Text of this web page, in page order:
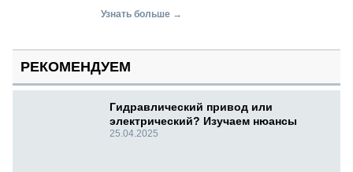
Узнать больше →
РЕКОМЕНДУЕМ
Гидравлический привод или
электрический? Изучаем нюансы
25.04.2025